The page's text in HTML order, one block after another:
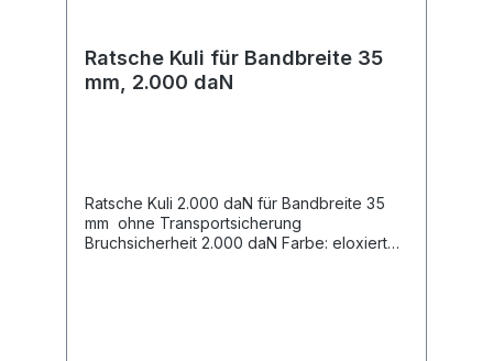
Ratsche Kuli für Bandbreite 35
mm, 2.000 daN
Ratsche Kuli 2.000 daN für Bandbreite 35
mm ohne Transportsicherung
Bruchsicherheit 2.000 daN Farbe: eloxiert